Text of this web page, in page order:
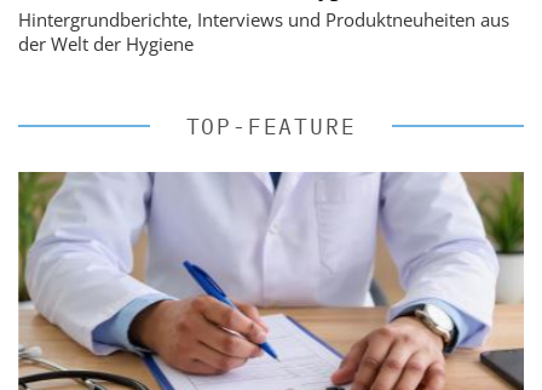
Hintergrundberichte, Interviews und Produktneuheiten aus
der Welt der Hygiene
TOP-FEATURE